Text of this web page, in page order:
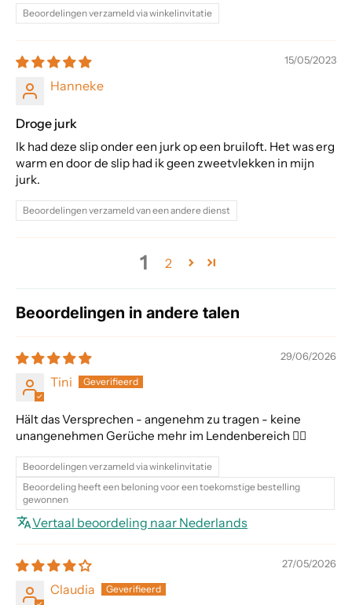
Beoordelingen verzameld via winkelinvitatie
15/05/2023
Hanneke
Droge jurk
Ik had deze slip onder een jurk op een bruiloft. Het was erg
warm en door de slip had ik geen zweetvlekken in mijn
jurk.
Beoordelingen verzameld van een andere dienst
1 2
Beoordelingen in andere talen
29/06/2026
Tini
Hält das Versprechen - angenehm zu tragen - keine
unangenehmen Gerüche mehr im Lendenbereich 👍🏻
Beoordelingen verzameld via winkelinvitatie
Beoordeling heeft een beloning voor een toekomstige bestelling
gewonnen
Vertaal beoordeling naar Nederlands
27/05/2026
Claudia